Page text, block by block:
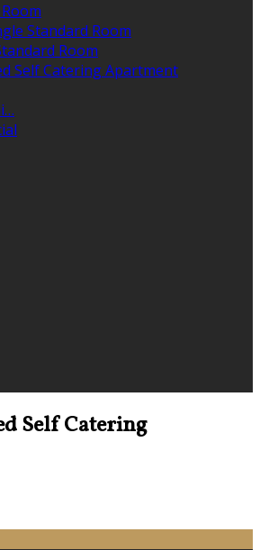
Standard Room
Room
Self Catering Apartment
Self Catering